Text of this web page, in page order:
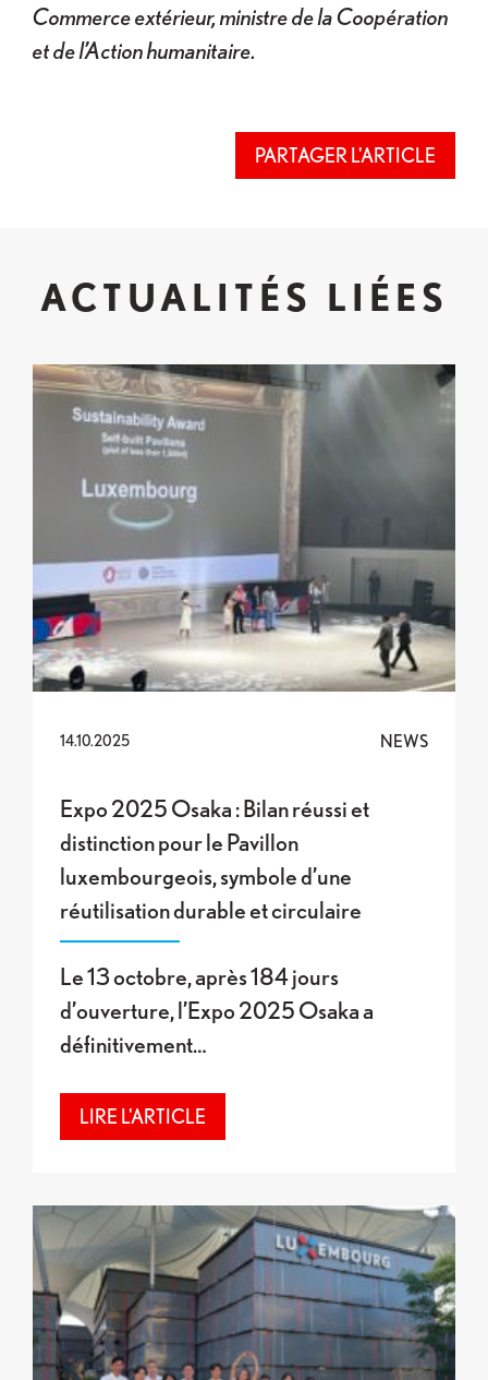
Commerce extérieur, ministre de la Coopération
et de l’Action humanitaire.
PARTAGER L'ARTICLE
ACTUALITÉS LIÉES
Expo 2025 Osaka : Bilan réussi et distinction
14.10.2025 NEWS
Expo 2025 Osaka : Bilan réussi et
distinction pour le Pavillon
luxembourgeois, symbole d’une
réutilisation durable et circulaire
Le 13 octobre, après 184 jours
d’ouverture, l’Expo 2025 Osaka a
définitivement…
LIRE L'ARTICLE
Dernières festivités et remise de prix au Pavillon